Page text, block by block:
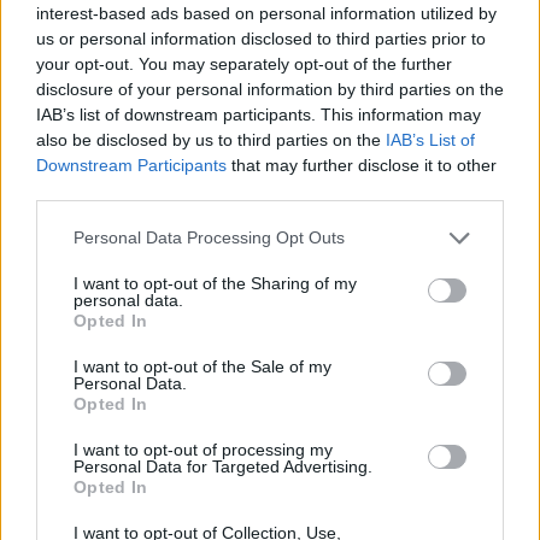
interest-based ads based on personal information utilized by
us or personal information disclosed to third parties prior to
your opt-out. You may separately opt-out of the further
disclosure of your personal information by third parties on the
IAB’s list of downstream participants. This information may
also be disclosed by us to third parties on the IAB’s List of
Downstream Participants that may further disclose it to other
Personal Data Processing Opt Outs
I want to opt-out of the Sharing of my
personal data.
Opted In
I want to opt-out of the Sale of my
Personal Data.
Opted In
I want to opt-out of processing my
Personal Data for Targeted Advertising.
Opted In
I want to opt-out of Collection, Use,
την Ευρώπη της προστασίας και της
δημοκρατίας. Αυτά είναι λοιπόν που πρέπει
να κάνουμε την επόμενη πενταετία, όποιος
και να εκλεγεί από το Ποτάμι αυτά θα πρέπει
να κάνει.
Γιώργος Γραμματικάκης:
Καθώς τελειώνει η θητεία μου στο
πιστεύω, κάποια αισθήματα ικανοποίησης.
Συνέβαλα, και μάλιστα σε σημαντικά θέματα
στις θεσμικές του διεργασίες. Ιδιαίτερα στις
επιτροπές πολιτισμού και παιδείας αλλά και